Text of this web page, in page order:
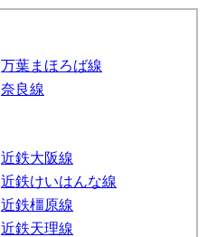
万葉まほろば線
奈良線
近鉄大阪線
近鉄けいはんな線
近鉄橿原線
近鉄天理線